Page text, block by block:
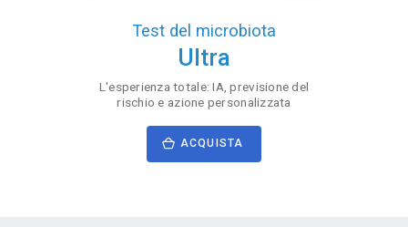
Test del microbiota
Ultra
L'esperienza totale: IA, previsione del
rischio e azione personalizzata
ACQUISTA